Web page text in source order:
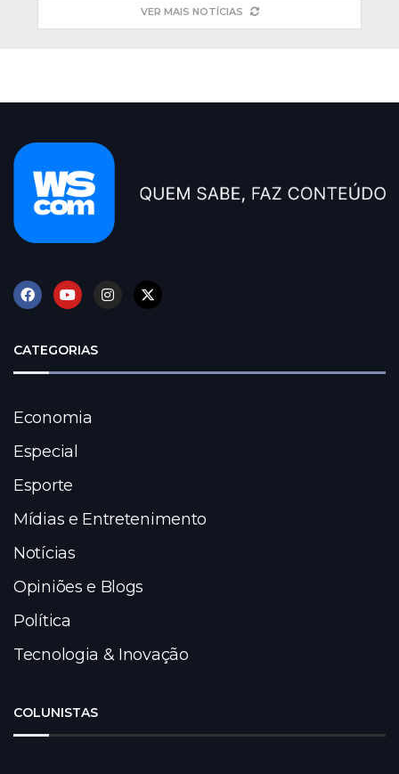
VER MAIS NOTÍCIAS
CATEGORIAS
Economia
Especial
Esporte
Mídias e Entretenimento
Notícias
Opiniões e Blogs
Política
Tecnologia & Inovação
COLUNISTAS